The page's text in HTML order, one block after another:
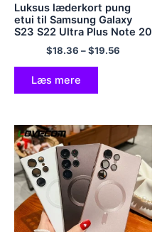
Luksus læderkort pung
etui til Samsung Galaxy
S23 S22 Ultra Plus Note 20
Ultra Metal Lens Stand
Holder Beskyttelsescover
$18.36 –$19.56
Læs mere